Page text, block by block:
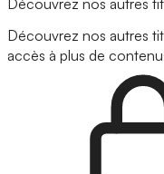
Découvrez nos autres
accès à plus de